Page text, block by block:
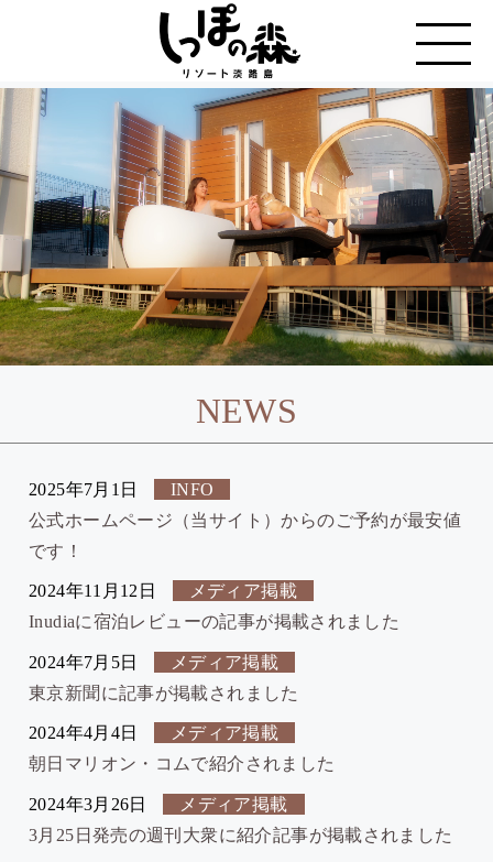
NEWS
2025年7月1日
INFO
公式ホームページ（当サイト）からのご予約が最安値
です！
2024年11月12日
メディア掲載
Inudiaに宿泊レビューの記事が掲載されました
2024年7月5日
メディア掲載
東京新聞に記事が掲載されました
2024年4月4日
メディア掲載
朝日マリオン・コムで紹介されました
2024年3月26日
メディア掲載
3月25日発売の週刊大衆に紹介記事が掲載されました